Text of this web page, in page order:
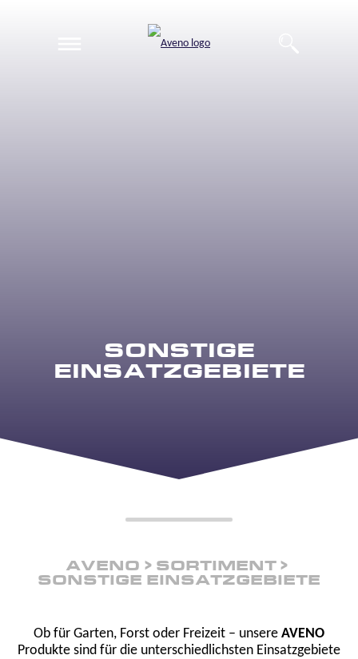
SONSTIGE
EINSATZGEBIETE
AVENO
SORTIMENT
SONSTIGE EINSATZGEBIETE
Ob für Garten, Forst oder Freizeit – unsere AVENO
Produkte sind für die unterschiedlichsten Einsatzgebiete